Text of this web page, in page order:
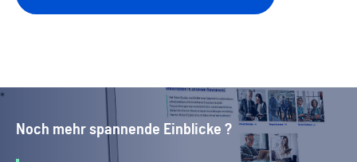
Noch mehr spannende Einblicke ?